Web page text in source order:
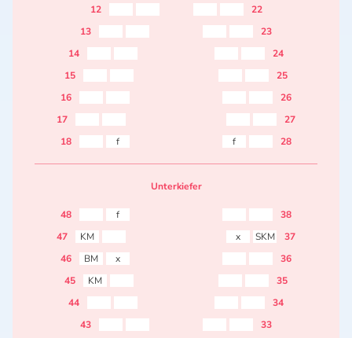
12
22
13
23
14
24
15
25
16
26
17
27
18
f f 28
Unterkiefer
48 f
38
47
KM x SKM
37
46
BM x
36
45
KM
35
44
34
43
33